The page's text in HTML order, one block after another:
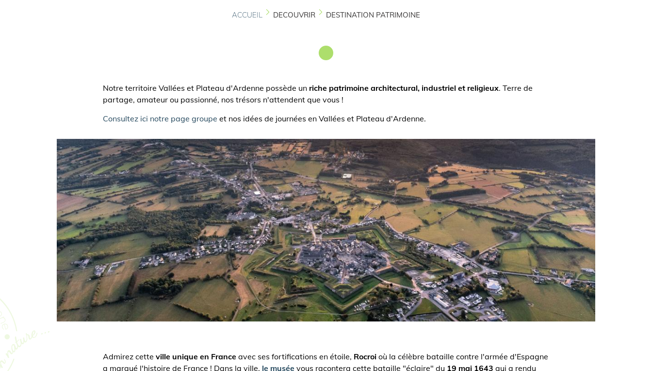
ACCUEIL DECOUVRIR DESTINATION PATRIMOINE
Notre territoire Vallées et Plateau d'Ardenne possède un riche patrimoine architectural, industriel et religieux. Terre de
partage, amateur ou passionné, nos trésors n'attendent que vous !
Consultez ici notre page groupe et nos idées de journées en Vallées et Plateau d'Ardenne.
Admirez cette ville unique en Franceavec ses fortifications en étoile, Rocroioù la célèbre bataille contre l'armée d'Espagne
a marqué l'histoire de France ! Dans la ville, le muséevous racontera cette bataille "éclaire" du 19 mai 1643 qui a rendu